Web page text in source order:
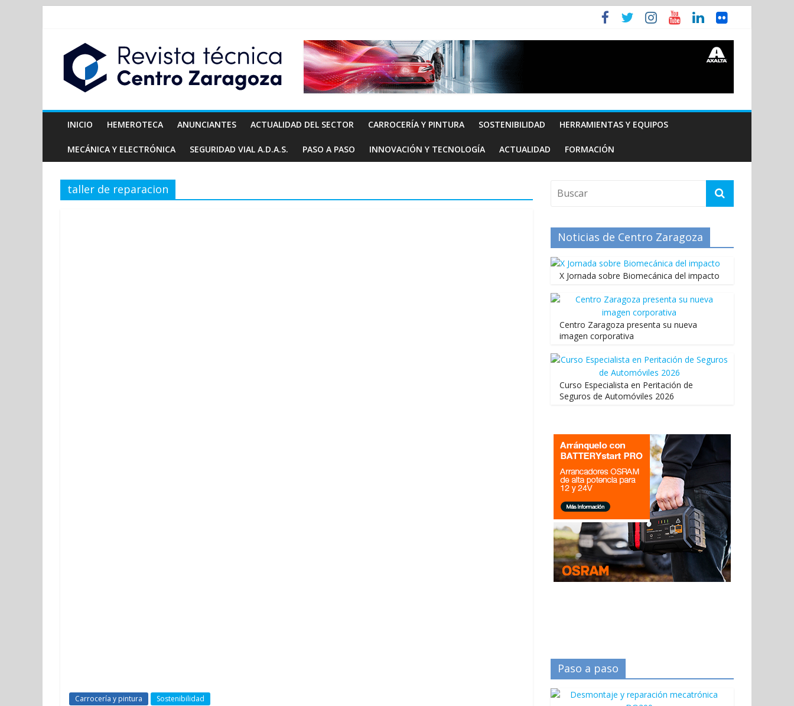
INICIO HEMEROTECA ANUNCIANTES ACTUALIDAD DEL SECTOR CARROCERÍA Y PINTURA SOSTENIBILIDAD HERRAMIENTAS Y EQUIPOS
MECÁNICA Y ELECTRÓNICA SEGURIDAD VIAL A.D.A.S. PASO A PASO INNOVACIÓN Y TECNOLOGÍA ACTUALIDAD FORMACIÓN
taller de reparacion
Carrocería y pintura Sostenibilidad
Noticias de Centro Zaragoza
X Jornada sobre Biomecánica del impacto
Centro Zaragoza presenta su nueva
imagen corporativa
Curso Especialista en Peritación de
Seguros de Automóviles 2026
Paso a paso